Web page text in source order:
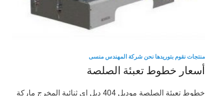
منتجات نقوم بتوريدها نحن شركة المهندس منسى
أسعار خطوط تعبئة الصلصة
خطوط تعبئة الصلصة موديل 404 دبل اي ثنائية المخرج ماركة